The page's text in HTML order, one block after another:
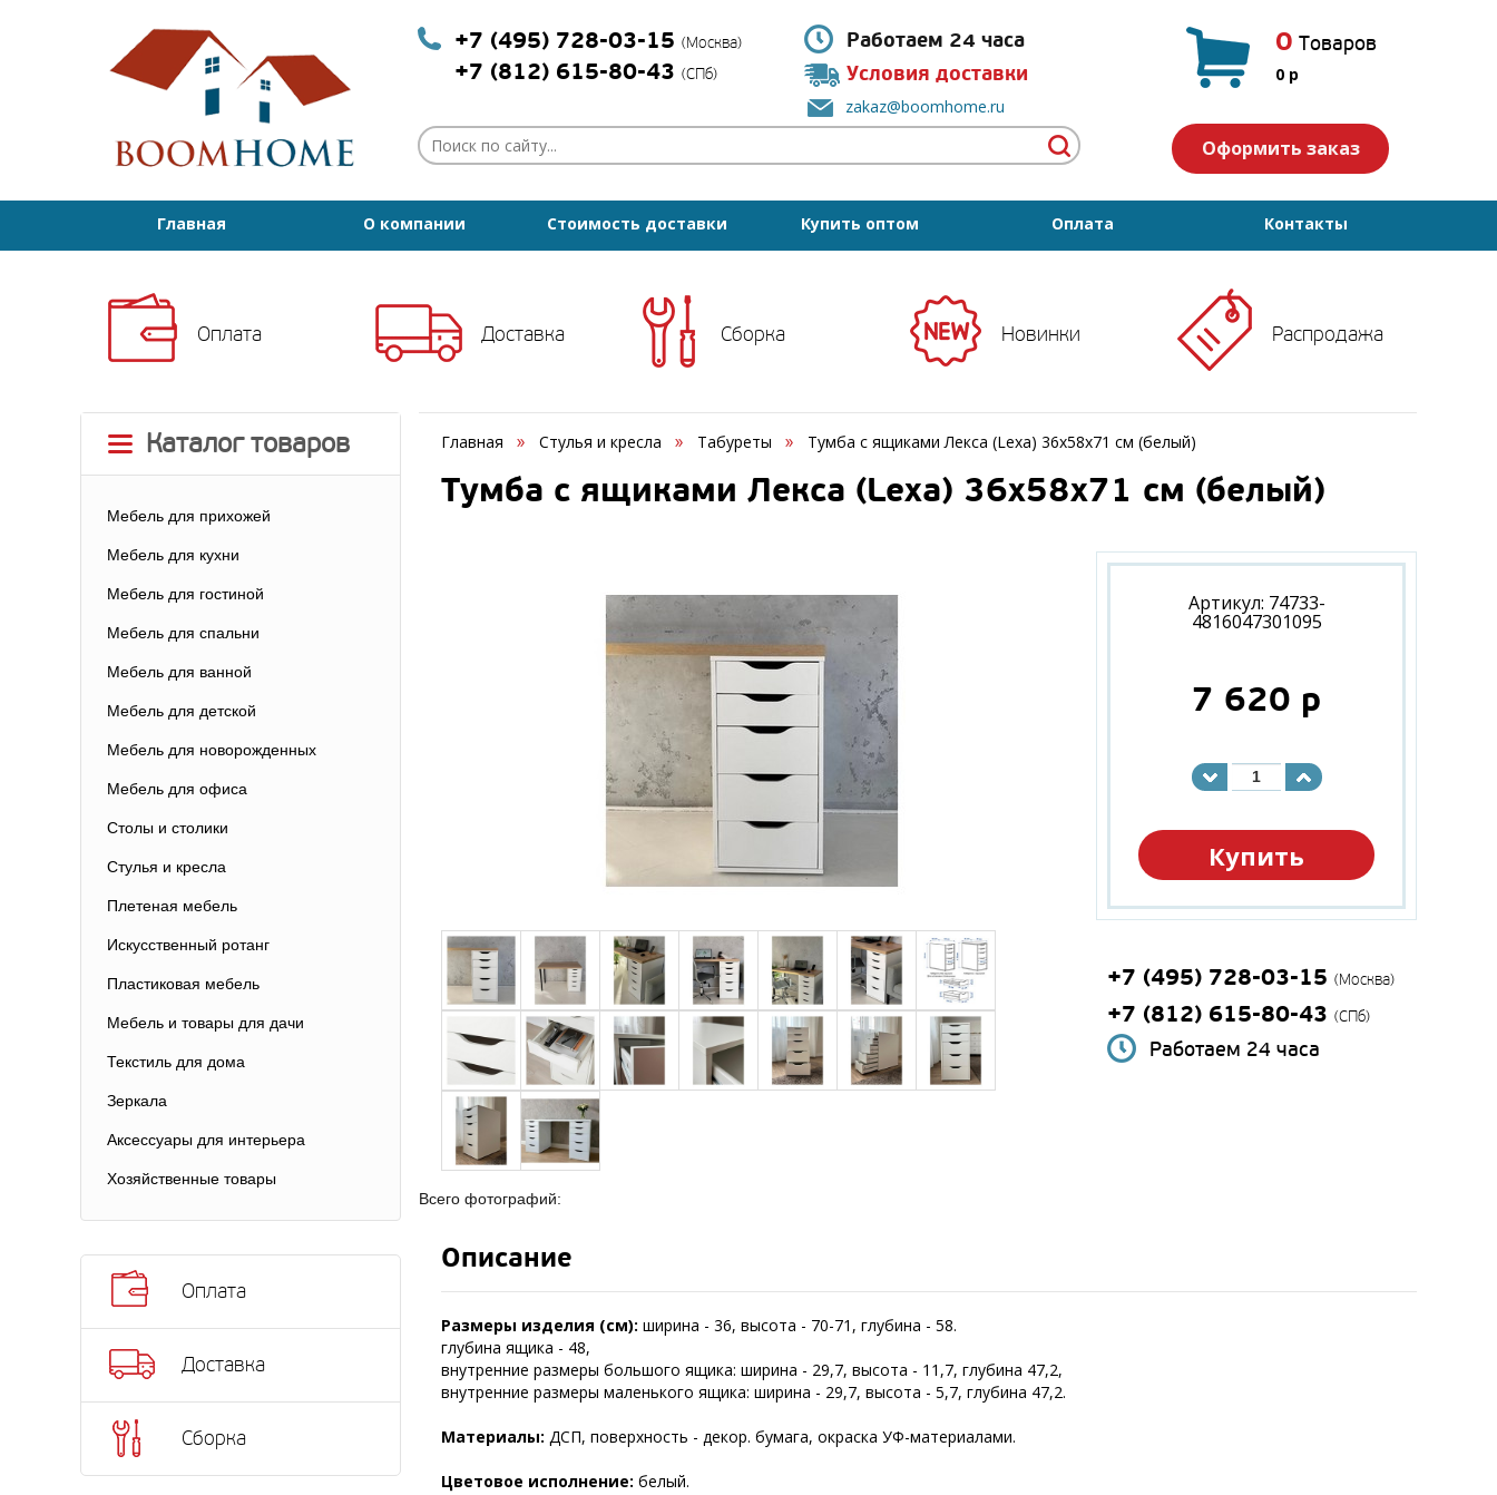
+7 (495) 728-03-15 (Москва)
+7 (812) 615-80-43 (СПб)
Работаем 24 часа
Условия доставки
zakaz@boomhome.ru
0 Товаров
0 p
Оформить заказ
Главная О компании Стоимость доставки Купить оптом Оплата Контакты
Оплата Доставка Сборка Новинки Распродажа
Каталог товаров
Мебель для прихожей
Мебель для кухни
Мебель для гостиной
Мебель для спальни
Мебель для ванной
Мебель для детской
Мебель для новорожденных
Мебель для офиса
Столы и столики
Стулья и кресла
Плетеная мебель
Искусственный ротанг
Пластиковая мебель
Мебель и товары для дачи
Текстиль для дома
Зеркала
Аксессуары для интерьера
Хозяйственные товары
Оплата
Доставка
Сборка
Главная Стулья и кресла Табуреты Тумба с ящиками Лекса (Lexa) 36x58х71 см (белый)
Тумба с ящиками Лекса (Lexa) 36x58х71 см (белый)
Всего фотографий:
Артикул: 74733-
4816047301095
7 620 p
Купить
+7 (495) 728-03-15 (Москва)
+7 (812) 615-80-43 (СПб)
Работаем 24 часа
Описание
Размеры изделия (см): ширина - 36, высота - 70-71, глубина - 58.
глубина ящика - 48,
внутренние размеры большого ящика: ширина - 29,7, высота - 11,7, глубина 47,2,
внутренние размеры маленького ящика: ширина - 29,7, высота - 5,7, глубина 47,2.
Материалы: ДСП, поверхность - декор. бумага, окраска УФ-материалами.
Цветовое исполнение: белый.